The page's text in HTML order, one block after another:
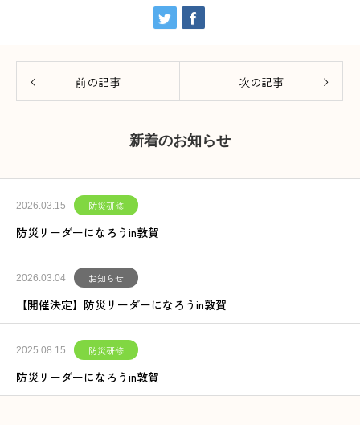
前の記事 次の記事
新着のお知らせ
2026.03.15 防災研修
防災リーダーになろうin敦賀
2026.03.04 お知らせ
【開催決定】防災リーダーになろうin敦賀
2025.08.15 防災研修
防災リーダーになろうin敦賀